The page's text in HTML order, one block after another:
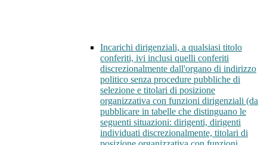
Incarichi dirigenziali, a qualsiasi titolo
conferiti, ivi inclusi quelli conferiti
discrezionalmente dall'organo di indirizzo
politico senza procedure pubbliche di
selezione e titolari di posizione
organizzativa con funzioni dirigenziali (da
pubblicare in tabelle che distinguano le
seguenti situazioni: dirigenti, dirigenti
individuati discrezionalmente, titolari di